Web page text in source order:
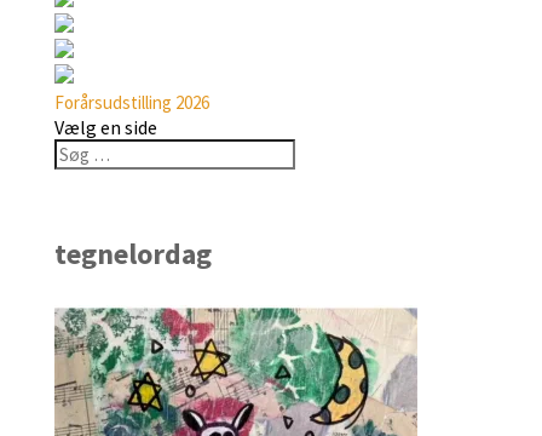
Forårsudstilling 2026
Vælg en side
tegnelordag